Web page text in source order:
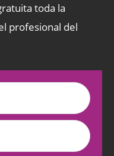
toda la
profesional del